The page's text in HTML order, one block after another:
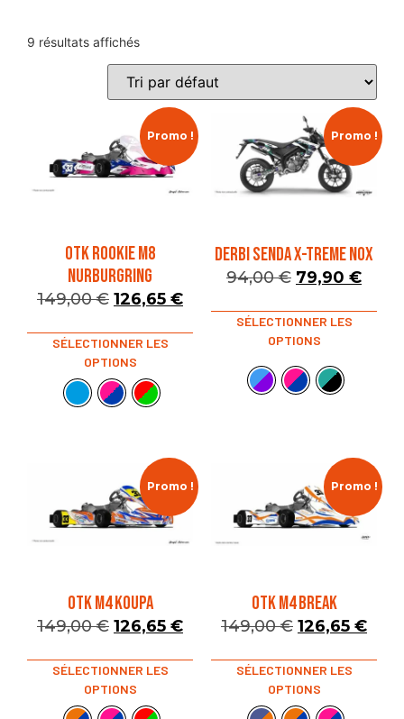
9 résultats affichés
Promo !
OTK ROOKIE M8
NURBURGRING
149,00€ 126,65 €
SÉLECTIONNER LES
OPTIONS
Promo !
DERBI SENDA X-TREME NOX
94,00€ 79,90 €
SÉLECTIONNER LES
OPTIONS
Promo !
OTK M4 KOUPA
149,00€ 126,65 €
SÉLECTIONNER LES
OPTIONS
Promo !
OTK M4 BREAK
149,00€ 126,65 €
SÉLECTIONNER LES
OPTIONS